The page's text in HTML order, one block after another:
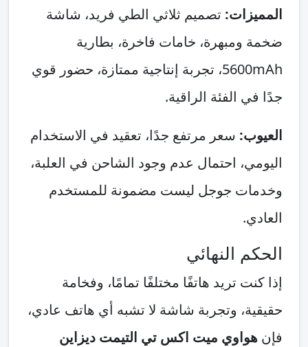
المميزات: تصميم ثلاثي الطي فريد، شاشة
ضخمة ومبهرة، خامات فاخرة، بطارية
5600mAh، تجربة إنتاجية ممتازة، حضور قوي
جدًا في الفئة الراقية.
العيوب: سعر مرتفع جدًا، تعقيد في الاستخدام
اليومي، احتمال عدم وجود الشاحن في العلبة،
وخدمات جوجل ليست مضمونة للمستخدم
العادي.
الحكم النهائي
إذا كنت تريد هاتفًا مختلفًا تمامًا، وفخامة
حقيقية، وتجربة شاشة لا تشبه أي هاتف عادي،
فإن هواوي ميت اكس تي التيمت ديزاين